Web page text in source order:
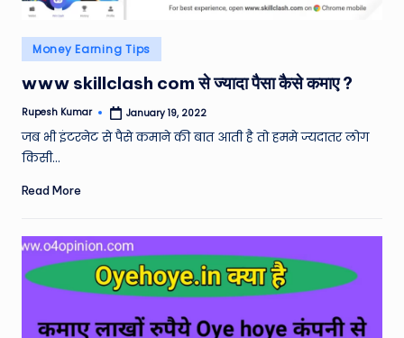
Posted
in
Money Earning Tips
www skillclash com से ज्यादा पैसा कैसे कमाए ?
Posted
Rupesh Kumar January 19, 2022
जब भी इंटरनेट से पैसे कमाने की बात आती है तो हममे ज्यदातर लोग
किसी…
Read More